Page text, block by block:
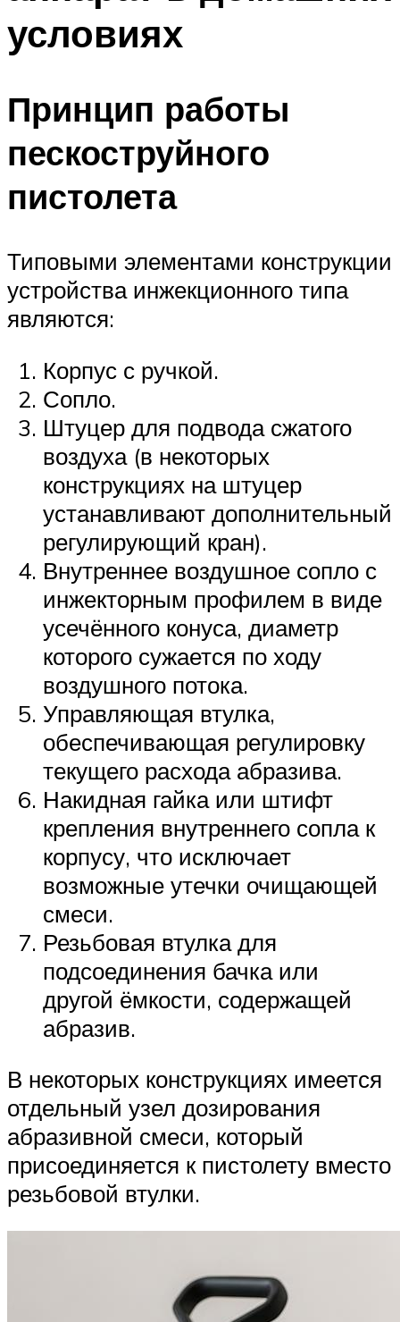
условиях
Принцип работы
пескоструйного
пистолета
Типовыми элементами конструкции
устройства инжекционного типа
являются:
Корпус с ручкой.
Сопло.
Штуцер для подвода сжатого
воздуха (в некоторых
конструкциях на штуцер
устанавливают дополнительный
регулирующий кран).
Внутреннее воздушное сопло с
инжекторным профилем в виде
усечённого конуса, диаметр
которого сужается по ходу
воздушного потока.
Управляющая втулка,
обеспечивающая регулировку
текущего расхода абразива.
Накидная гайка или штифт
крепления внутреннего сопла к
корпусу, что исключает
возможные утечки очищающей
смеси.
Резьбовая втулка для
подсоединения бачка или
другой ёмкости, содержащей
абразив.
В некоторых конструкциях имеется
отдельный узел дозирования
абразивной смеси, который
присоединяется к пистолету вместо
резьбовой втулки.